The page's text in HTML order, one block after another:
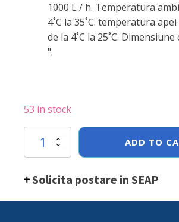
1000 L / h. Temperatura
4˚C la 35˚C. temperatura
de la 4˚C la 25˚C.
".
53 in stock
Dedurizator
12
8,4
ADD TO
Solicita postare in SEAP